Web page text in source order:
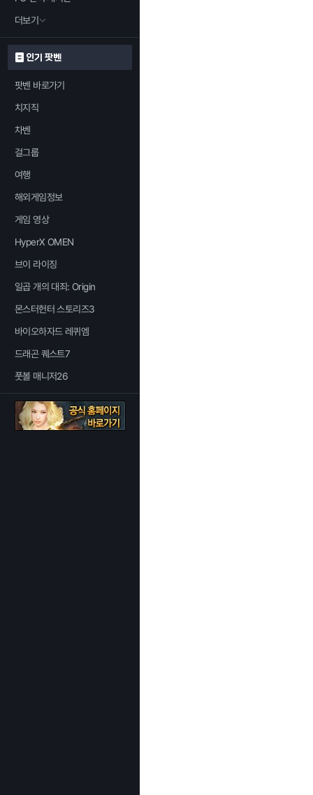
더보기
인기 팟벤
팟벤 바로가기
치지직
차벤
걸그룹
여행
해외게임정보
게임 영상
HyperX OMEN
브이 라이징
일곱 개의 대죄: Origin
몬스터헌터 스토리즈3
바이오하자드 레퀴엠
드래곤 퀘스트7
풋볼 매니저26